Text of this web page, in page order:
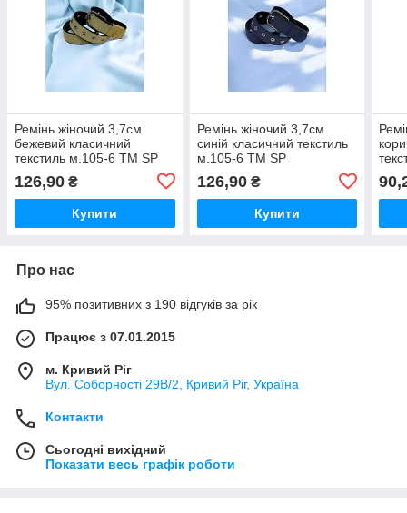
Ремінь жіночий 3,7см
бежевий класичний
текстиль м.105-6 ТМ SP
126,90 ₴
Купити
Ремінь жіночий 3,7см
синій класичний текстиль
м.105-6 ТМ SP
126,90₴
Купити
Про нас
95% позитивних з 190 відгуків за рік
Працює з 07.01.2015
м. Кривий Ріг
Вул. Соборності 29В/2, Кривий Ріг, Україна
Контакти
Сьогодні вихідний
Показати весь графік роботи